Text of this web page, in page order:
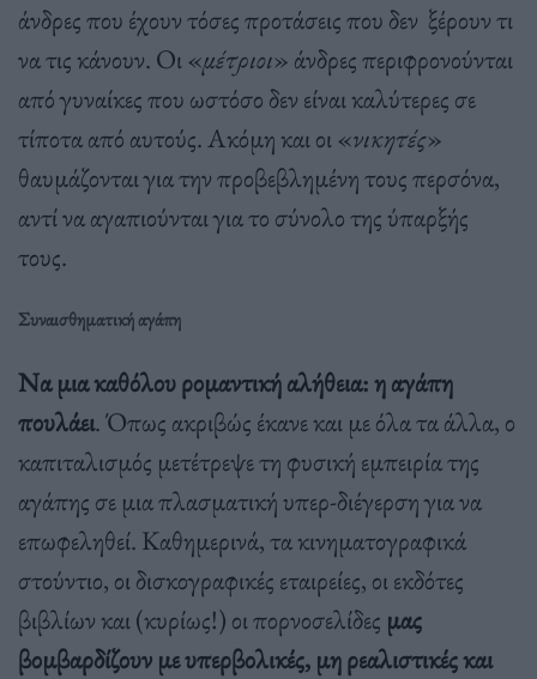
άνδρες που έχουν τόσες προτάσεις που δεν ξέρουν τι
να τις κάνουν. Οι «μέτριοι» άνδρες περιφρονούνται
από γυναίκες που ωστόσο δεν είναι καλύτερες σε
τίποτα από αυτούς. Ακόμη και οι «νικητές»
θαυμάζονται για την προβεβλημένη τους περσόνα,
αντί να αγαπιούνται για το σύνολο της ύπαρξής
τους.
Συναισθηματική αγάπη
Να μια καθόλου ρομαντική αλήθεια: η αγάπη
πουλάει. Όπως ακριβώς έκανε και με όλα τα άλλα, ο
καπιταλισμός μετέτρεψε τη φυσική εμπειρία της
αγάπης σε μια πλασματική υπερ-διέγερση για να
επωφεληθεί. Καθημερινά, τα κινηματογραφικά
στούντιο, οι δισκογραφικές εταιρείες, οι εκδότες
βιβλίων και (κυρίως!) οι πορνοσελίδες μας
βομβαρδίζουν με υπερβολικές, μη ρεαλιστικές και